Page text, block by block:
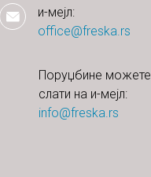
и-мејл:
office@freska.rs
Поруџбине можете
слати на и-мејл:
info@freska.rs